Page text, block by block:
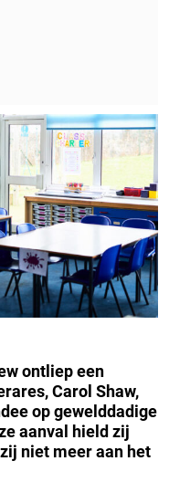
ontliep een
Carol Shaw,
op gewelddadige
aanval hield zij
niet meer aan het